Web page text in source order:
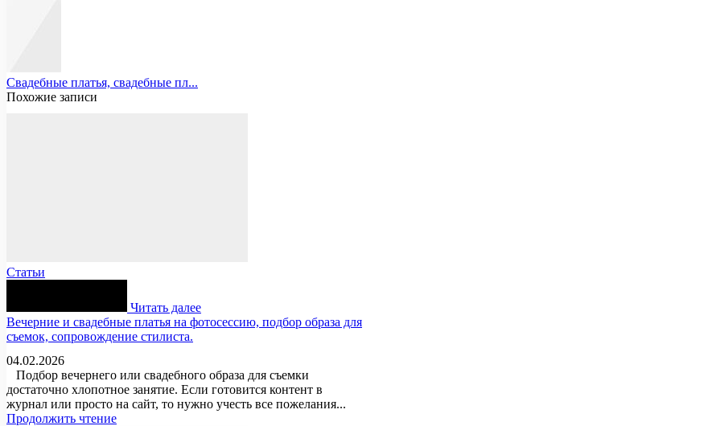
Свадебные платья, свадебные пл...
Похожие записи
Статьи
Читать далее
Вечерние и свадебные платья на фотосессию, подбор образа для
съемок, сопровождение стилиста.
04.02.2026
Подбор вечернего или свадебного образа для съемки
достаточно хлопотное занятие. Если готовится контент в
журнал или просто на сайт, то нужно учесть все пожелания...
Продолжить чтение